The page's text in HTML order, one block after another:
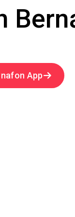
App